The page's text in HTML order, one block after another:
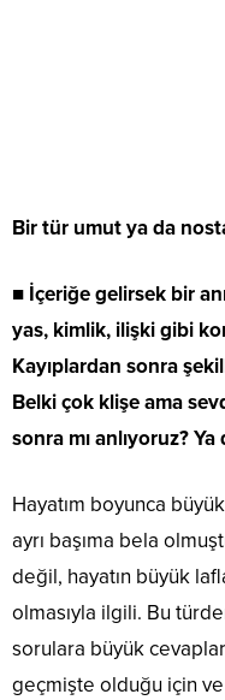
Bir tür umut ya da
■ İçeriğe gelirsek bir
yas, kimlik, ilişki gibi
Kayıplardan sonra
Belki çok klişe ama
sonra mı anlıyoruz?
Hayatım boyunca
ayrı başıma bela
değil, hayatın büyük
olmasıyla ilgili. Bu
sorulara büyük
geçmişte olduğu için